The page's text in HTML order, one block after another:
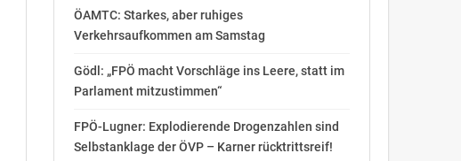
ÖAMTC: Starkes, aber ruhiges
Verkehrsaufkommen am Samstag
Gödl: „FPÖ macht Vorschläge ins Leere, statt im
Parlament mitzustimmen“
FPÖ-Lugner: Explodierende Drogenzahlen sind
Selbstanklage der ÖVP – Karner rücktrittsreif!